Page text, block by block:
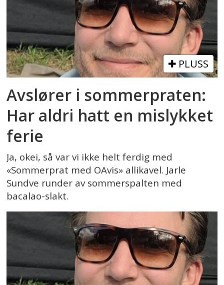
PLUSS
Avslører i sommerpraten:
Har aldri hatt en mislykket
ferie
Ja, okei, så var vi ikke helt ferdig med
«Sommerprat med OAvis» allikavel. Jarle
Sundve runder av sommerspalten med
bacalao-slakt.